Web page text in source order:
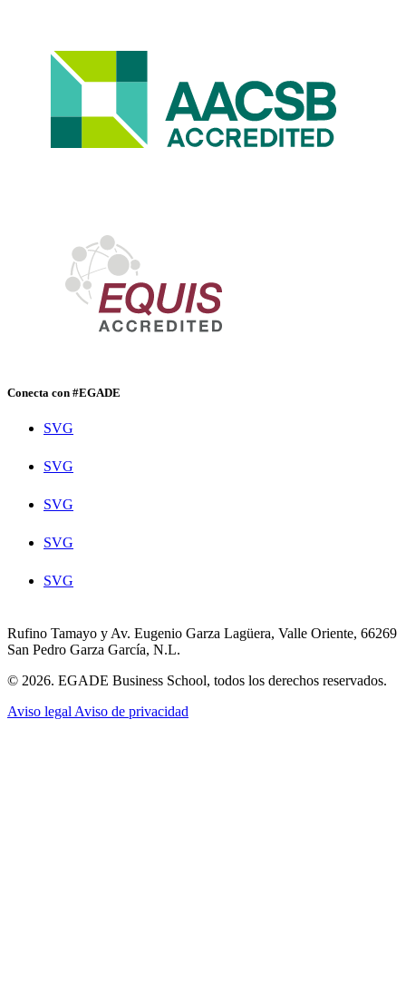
Conecta con #EGADE
SVG
SVG
SVG
SVG
SVG
Rufino Tamayo y Av. Eugenio Garza Lagüera, Valle Oriente, 66269
San Pedro Garza García, N.L.
© 2026. EGADE Business School, todos los derechos reservados.
Aviso legal Aviso de privacidad